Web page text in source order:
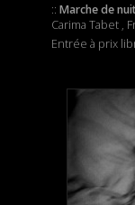
:: Marche de
Carima Tabet ,
Entrée à prix